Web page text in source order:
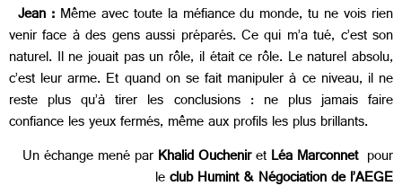
Jean : Même avec toute la méfiance du monde, tu ne vois rien
venir face à des gens aussi préparés. Ce qui m’a tué, c’est son
naturel. Il ne jouait pas un rôle, il était ce rôle. Le naturel absolu,
c’est leur arme. Et quand on se fait manipuler à ce niveau, il ne
reste plus qu’à tirer les conclusions : ne plus jamais faire
confiance les yeux fermés, même aux profils les plus brillants.
Un échange mené parKhalid OucheniretLéa Marconnet pour
leclub Humint & Négociation de l’AEGE